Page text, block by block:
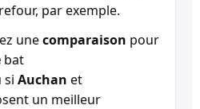
par exemple.
unecomparaison pour
bat
si Auchan et
un meilleur